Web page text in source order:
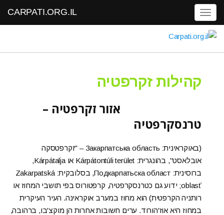
Toggle navigation
CARPATI.ORG.IL
קהילות זקרפטיה
אזור זקרפטיה –
טרנסקרפטיה
(באוקראינית: Закарпатська область – "זקרפטסקה
אובלאסט", בהונגרית: Kárpátontúli terület או Kárpátalja,
ברוסינית: Подкарпатьска област, בסלובקית: Zakarpatská
oblasť; ידוע גם כטרנסקרפטיה, קרפטורוס בפי תושבי המחוז או
רותניה הקרפטית) הוא מחוז במערב אוקראינה. העיר העיקרית
במחוז היא אוז'הורוד. ערים חשובות אחרות הן מוקצ'בו, ברהובה,